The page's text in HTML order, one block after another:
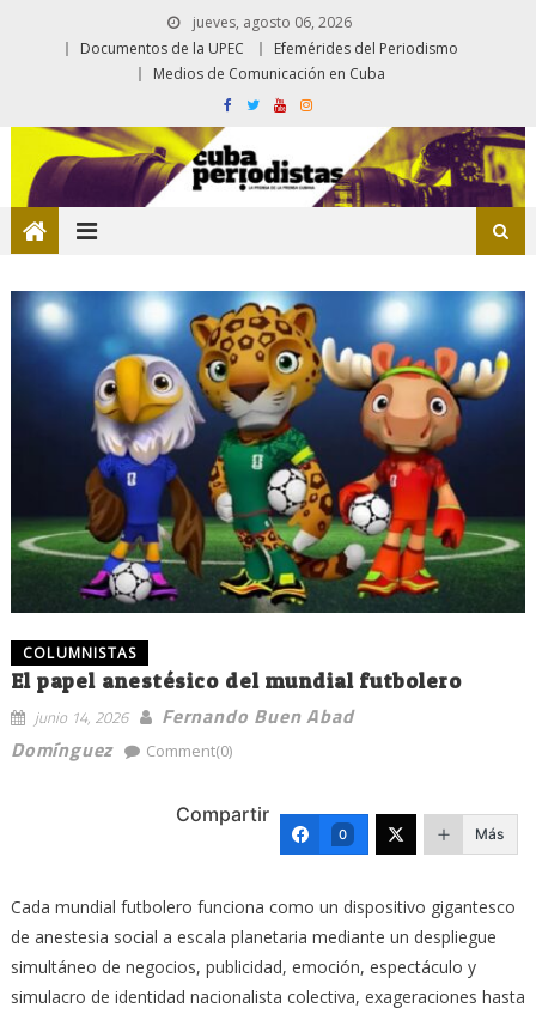
jueves, agosto 06, 2026
Documentos de la UPEC
Efemérides del Periodismo
Medios de Comunicación en Cuba
COLUMNISTAS
El papel anestésico del mundial futbolero
junio 14, 2026
Fernando Buen Abad
Domínguez
Comment(0)
Compartir
0 Más
Cada mundial futbolero funciona como un dispositivo gigantesco
de anestesia social a escala planetaria mediante un despliegue
simultáneo de negocios, publicidad, emoción, espectáculo y
simulacro de identidad nacionalista colectiva, exageraciones hasta